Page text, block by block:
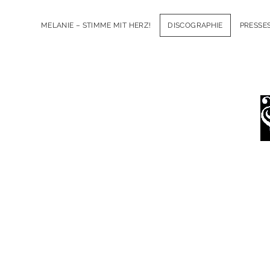
MELANIE – STIMME MIT HERZ! DISCOGRAPHIE